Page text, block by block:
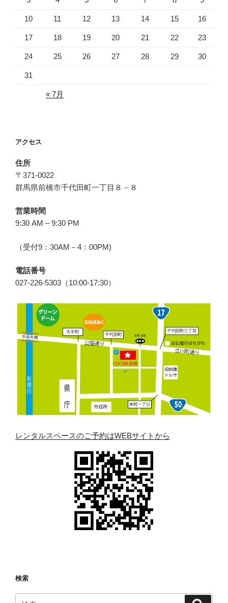
10 11 12 13 14 15 16
17 18 19 20 21 22 23
24 25 26 27 28 29 30
31
« 7月
アクセス
住所
〒371-0022
群馬県前橋市千代田町一丁目８－８
営業時間
9:30 AM – 9:30 PM
（受付9：30AM－4：00PM)
電話番号
027-226-5303（10:00-17:30）
レンタルスペースのご予約はWEBサイトから
検索